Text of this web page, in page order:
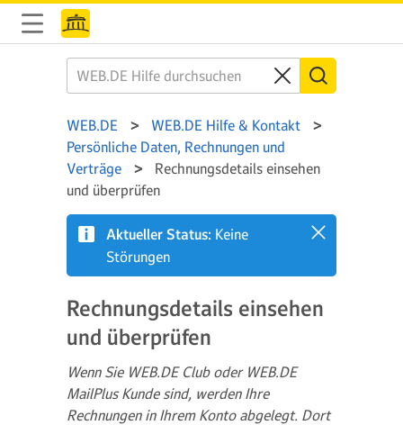
WEB.DE
WEB.DE Hilfe & Kontakt
Persönliche Daten, Rechnungen und
Verträge
Rechnungsdetails einsehen
und überprüfen
Aktueller Status: Keine
Störungen
Rechnungsdetails einsehen
und überprüfen
Wenn Sie WEB.DE Club oder WEB.DE
MailPlus Kunde sind, werden Ihre
Rechnungen in Ihrem Konto abgelegt. Dort